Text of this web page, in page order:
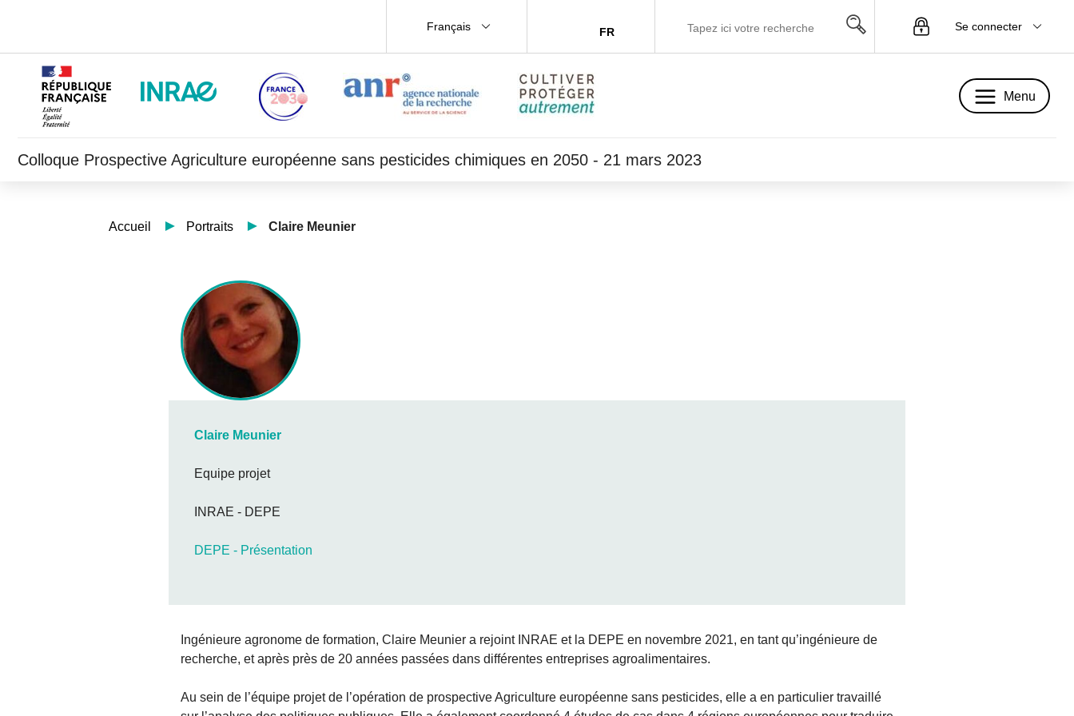
Français FR Se connecter
Menu
Colloque Prospective Agriculture européenne sans pesticides chimiques en 2050 - 21 mars 2023
Accueil Portraits Claire Meunier
Claire Meunier
Equipe projet
INRAE - DEPE
DEPE - Présentation
Ingénieure agronome de formation, Claire Meunier a rejoint INRAE et la DEPE en novembre 2021, en tant qu’ingénieure de
recherche, et après près de 20 années passées dans différentes entreprises agroalimentaires.
Au sein de l’équipe projet de l’opération de prospective Agriculture européenne sans pesticides, elle a en particulier travaillé